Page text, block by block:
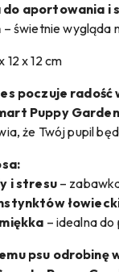
aportowania i
– świetnie wygląda
12 x 12 cm
poczuje radość
Puppy
że Twój pupil
i stresu–
– idealna
psu odrobinę